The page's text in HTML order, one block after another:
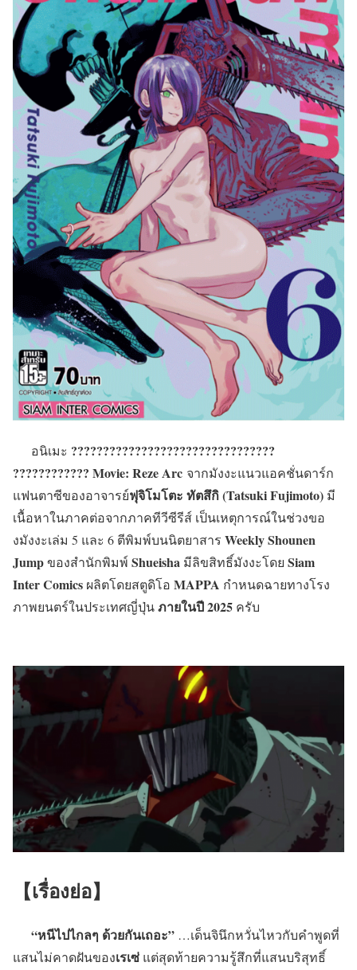
อนิเมะ ????????????????????????????????
???????????? Movie: Reze Arc จากมังงะแนวแอคชั่นดาร์ก
แฟนตาซีของอาจารย์ฟุจิโมโตะ ทัตสึกิ (Tatsuki Fujimoto) มี
เนื้อหาในภาคต่อจากภาคทีวีซีรีส์ เป็นเหตุการณ์ในช่วงขอ
งมังงะเล่ม 5 และ 6 ตีพิมพ์บนนิตยาสาร Weekly Shounen
Jumpของสำนักพิมพ์ Shueisha มีลิขสิทธิ์มังงะโดย Siam
Inter Comics ผลิตโดยสตูดิโอ MAPPA กำหนดฉายทางโรง
ภาพยนตร์ในประเทศญี่ปุ่นภายในปี 2025 ครับ
【เรื่องย่อ】
“หนีไปไกลๆ ด้วยกันเถอะ” …เด็นจินึกหวั่นไหวกับคำพูดที่
แสนไม่คาดฝันของเรเซ่ แต่สุดท้ายความรู้สึกที่แสนบริสุทธิ์